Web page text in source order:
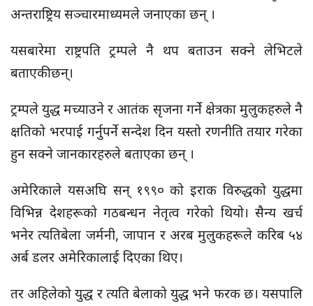
अन्तराष्ट्रिय सञ्चारमाध्यमले जनाएका छन् ।
यसबारेमा राष्ट्रपति ट्रम्पले नै थप बताउन सक्ने लेभिटले
बताएकी छन्।
ट्रम्पले युद्ध मच्याउने र आतंक सृजना गर्ने क्षेत्रका मुलुकहरुले नै
क्षतिको भरपाई गर्नुपर्ने सन्देश दिन यस्तो रणनीति तयार गरेका
हुन सक्ने जानकारहरुले बताएका छन् ।
अमेरिकाले यसअघि सन् १९९० को इराक विरुद्धको युद्धमा
विभिन्न देशहरूको गठबन्धन नेतृत्व गरेको थियो। सैन्य खर्च
भनेर त्यतिबेला जर्मनी, जापान र अरब मुलुकहरूले करिब ५४
अर्ब डलर अमेरिकालाई दिएका थिए।
तर अहिलेको युद्ध र त्यति बेलाको युद्ध भने फरक छ। यसपालि